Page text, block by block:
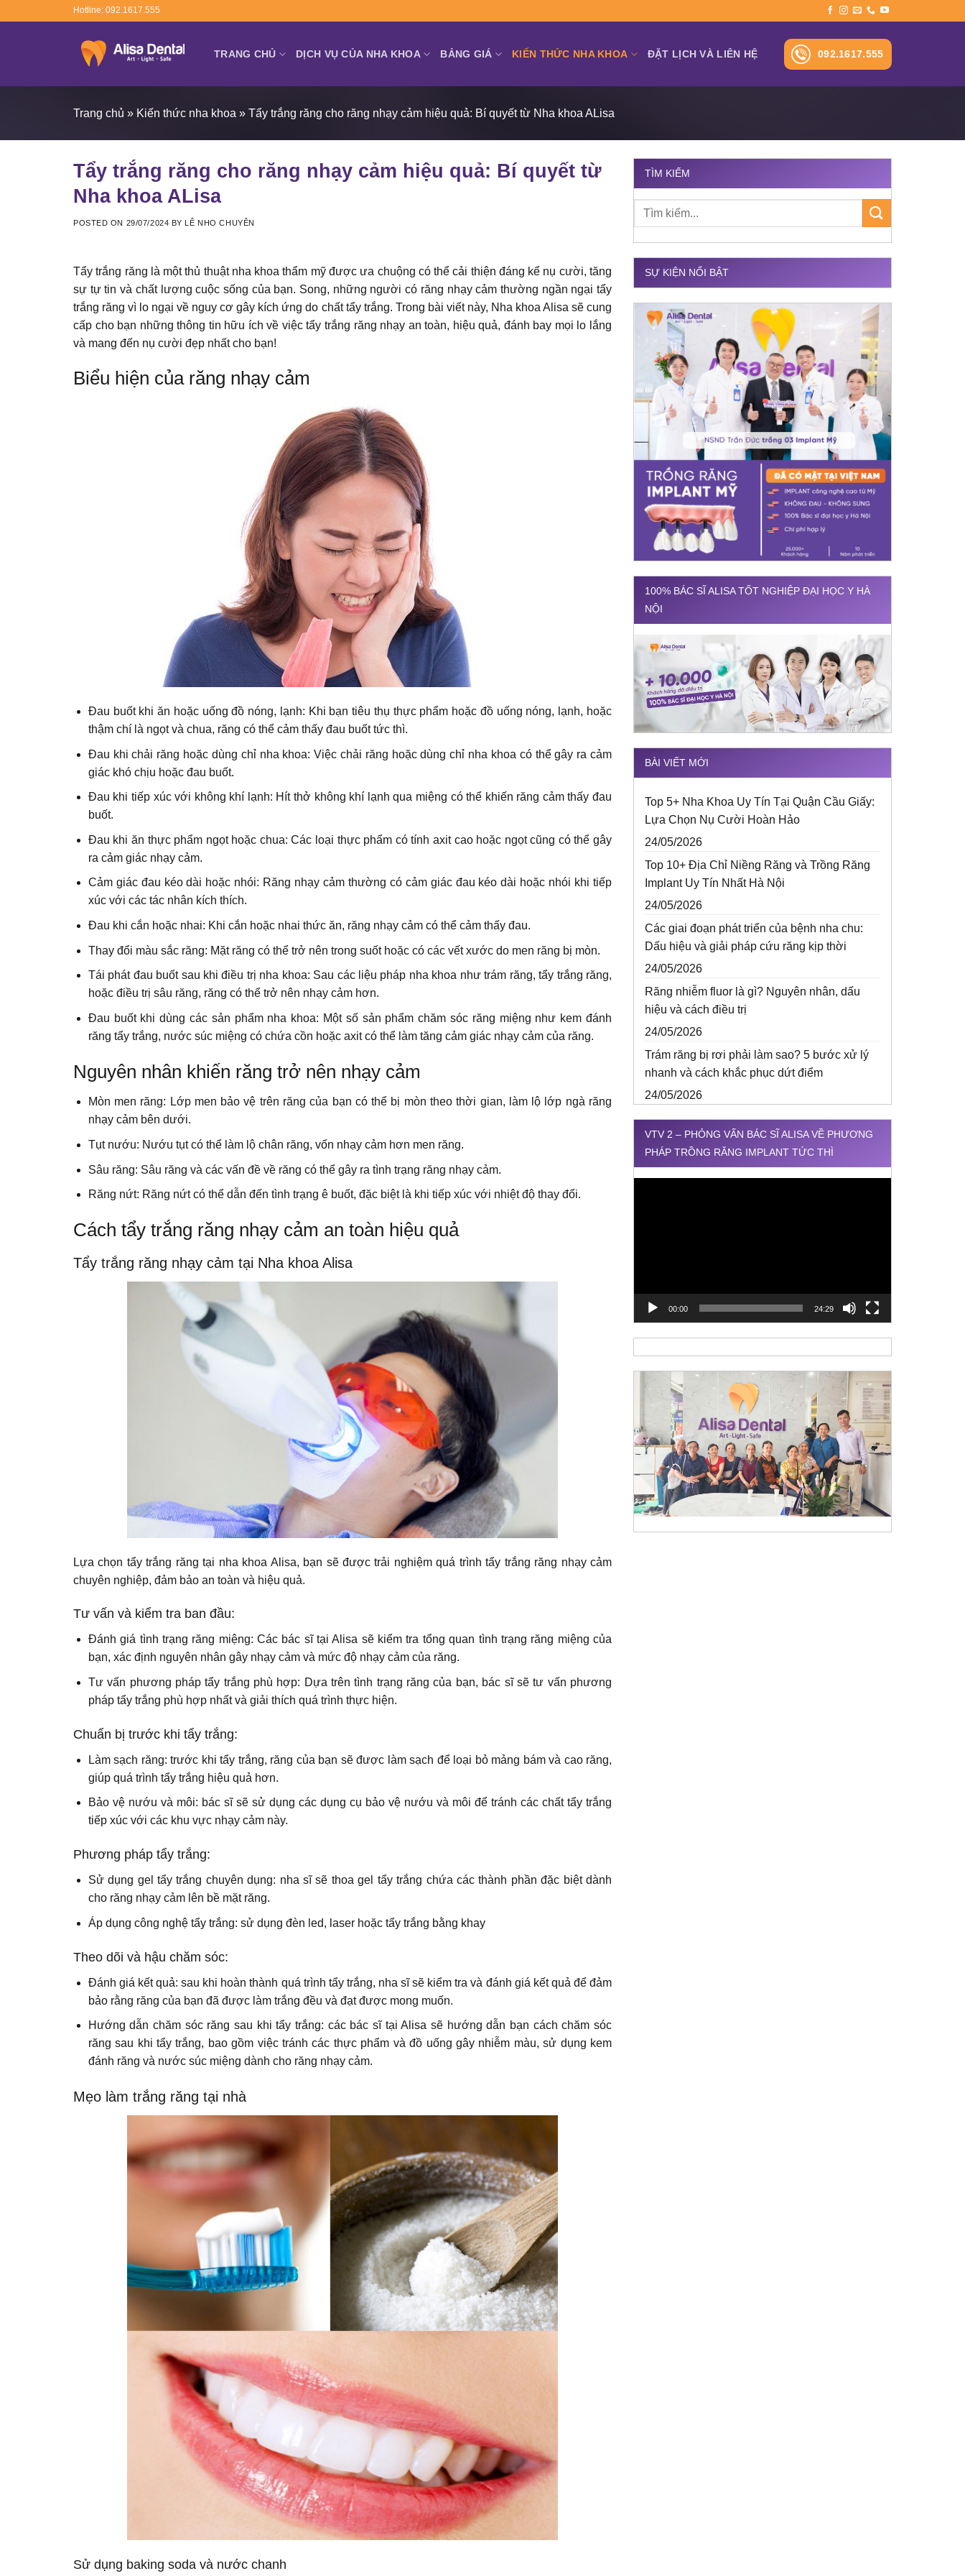
Hotline: 092.1617.555
TRANG CHỦ DỊCH VỤ CỦA NHA KHOA BẢNG GIÁ KIẾN THỨC NHA KHOA ĐẶT LỊCH VÀ LIÊN HỆ 092.1617.555
Trang chủ » Kiến thức nha khoa » Tẩy trắng răng cho răng nhạy cảm hiệu quả: Bí quyết từ Nha khoa ALisa
Tẩy trắng răng cho răng nhạy cảm hiệu quả: Bí quyết từ
Nha khoa ALisa
POSTED ON 29/07/2024 BY LÊ NHO CHUYÊN
Tẩy trắng răng là một thủ thuật nha khoa thẩm mỹ được ưa chuộng có thể cải thiện đáng kể nụ cười, tăng
sự tự tin và chất lượng cuộc sống của bạn. Song, những người có răng nhạy cảm thường ngần ngại tẩy
trắng răng vì lo ngại về nguy cơ gây kích ứng do chất tẩy trắng. Trong bài viết này, Nha khoa Alisa sẽ cung
cấp cho bạn những thông tin hữu ích về việc tẩy trắng răng nhạy an toàn, hiệu quả, đánh bay mọi lo lắng
và mang đến nụ cười đẹp nhất cho bạn!
Biểu hiện của răng nhạy cảm
Đau buốt khi ăn hoặc uống đồ nóng, lạnh: Khi bạn tiêu thụ thực phẩm hoặc đồ uống nóng, lạnh, hoặc
thậm chí là ngọt và chua, răng có thể cảm thấy đau buốt tức thì.
Đau khi chải răng hoặc dùng chỉ nha khoa: Việc chải răng hoặc dùng chỉ nha khoa có thể gây ra cảm
giác khó chịu hoặc đau buốt.
Đau khi tiếp xúc với không khí lạnh: Hít thở không khí lạnh qua miệng có thể khiến răng cảm thấy đau
buốt.
Đau khi ăn thực phẩm ngọt hoặc chua: Các loại thực phẩm có tính axit cao hoặc ngọt cũng có thể gây
ra cảm giác nhạy cảm.
Cảm giác đau kéo dài hoặc nhói: Răng nhạy cảm thường có cảm giác đau kéo dài hoặc nhói khi tiếp
xúc với các tác nhân kích thích.
Đau khi cắn hoặc nhai: Khi cắn hoặc nhai thức ăn, răng nhạy cảm có thể cảm thấy đau.
Thay đổi màu sắc răng: Mặt răng có thể trở nên trong suốt hoặc có các vết xước do men răng bị mòn.
Tái phát đau buốt sau khi điều trị nha khoa: Sau các liệu pháp nha khoa như trám răng, tẩy trắng răng,
hoặc điều trị sâu răng, răng có thể trở nên nhạy cảm hơn.
Đau buốt khi dùng các sản phẩm nha khoa: Một số sản phẩm chăm sóc răng miệng như kem đánh
răng tẩy trắng, nước súc miệng có chứa cồn hoặc axit có thể làm tăng cảm giác nhạy cảm của răng.
Nguyên nhân khiến răng trở nên nhạy cảm
Mòn men răng: Lớp men bảo vệ trên răng của bạn có thể bị mòn theo thời gian, làm lộ lớp ngà răng
nhạy cảm bên dưới.
Tụt nướu: Nướu tụt có thể làm lộ chân răng, vốn nhạy cảm hơn men răng.
Sâu răng: Sâu răng và các vấn đề về răng có thể gây ra tình trạng răng nhạy cảm.
Răng nứt: Răng nứt có thể dẫn đến tình trạng ê buốt, đặc biệt là khi tiếp xúc với nhiệt độ thay đổi.
Cách tẩy trắng răng nhạy cảm an toàn hiệu quả
Tẩy trắng răng nhạy cảm tại Nha khoa Alisa
Lựa chọn tẩy trắng răng tại nha khoa Alisa, bạn sẽ được trải nghiệm quá trình tẩy trắng răng nhạy cảm
chuyên nghiệp, đảm bảo an toàn và hiệu quả.
Tư vấn và kiểm tra ban đầu:
Đánh giá tình trạng răng miệng: Các bác sĩ tại Alisa sẽ kiểm tra tổng quan tình trạng răng miệng của
bạn, xác định nguyên nhân gây nhạy cảm và mức độ nhạy cảm của răng.
Tư vấn phương pháp tẩy trắng phù hợp: Dựa trên tình trạng răng của bạn, bác sĩ sẽ tư vấn phương
pháp tẩy trắng phù hợp nhất và giải thích quá trình thực hiện.
Chuẩn bị trước khi tẩy trắng:
Làm sạch răng: trước khi tẩy trắng, răng của bạn sẽ được làm sạch để loại bỏ mảng bám và cao răng,
giúp quá trình tẩy trắng hiệu quả hơn.
Bảo vệ nướu và môi: bác sĩ sẽ sử dụng các dụng cụ bảo vệ nướu và môi để tránh các chất tẩy trắng
tiếp xúc với các khu vực nhạy cảm này.
Phương pháp tẩy trắng:
Sử dụng gel tẩy trắng chuyên dụng: nha sĩ sẽ thoa gel tẩy trắng chứa các thành phần đặc biệt dành
cho răng nhạy cảm lên bề mặt răng.
Áp dụng công nghệ tẩy trắng: sử dụng đèn led, laser hoặc tẩy trắng bằng khay
Theo dõi và hậu chăm sóc:
Đánh giá kết quả: sau khi hoàn thành quá trình tẩy trắng, nha sĩ sẽ kiểm tra và đánh giá kết quả để đảm
bảo rằng răng của bạn đã được làm trắng đều và đạt được mong muốn.
Hướng dẫn chăm sóc răng sau khi tẩy trắng: các bác sĩ tại Alisa sẽ hướng dẫn bạn cách chăm sóc
răng sau khi tẩy trắng, bao gồm việc tránh các thực phẩm và đồ uống gây nhiễm màu, sử dụng kem
đánh răng và nước súc miệng dành cho răng nhạy cảm.
Mẹo làm trắng răng tại nhà
Sử dụng baking soda và nước chanh
TÌM KIẾM
SỰ KIỆN NỔI BẬT
100% BÁC SĨ ALISA TỐT NGHIỆP ĐẠI HỌC Y HÀ
NỘI
BÀI VIẾT MỚI
Top 5+ Nha Khoa Uy Tín Tại Quận Cầu Giấy:
Lựa Chọn Nụ Cười Hoàn Hảo
24/05/2026
Top 10+ Địa Chỉ Niềng Răng và Trồng Răng
Implant Uy Tín Nhất Hà Nội
24/05/2026
Các giai đoạn phát triển của bệnh nha chu:
Dấu hiệu và giải pháp cứu răng kịp thời
24/05/2026
Răng nhiễm fluor là gì? Nguyên nhân, dấu
hiệu và cách điều trị
24/05/2026
Trám răng bị rơi phải làm sao? 5 bước xử lý
nhanh và cách khắc phục dứt điểm
24/05/2026
VTV 2 – PHỎNG VẤN BÁC SĨ ALISA VỀ PHƯƠNG
PHÁP TRỒNG RĂNG IMPLANT TỨC THÌ
00:00 24:29